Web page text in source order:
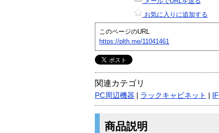
お気に入りに追加する
このページのURL
https://plth.me/11041461
関連カテゴリ
PC周辺機器 ラックキャビネット
商品説明